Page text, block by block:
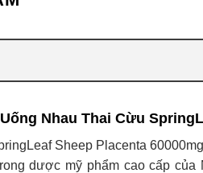
Nhau Thai Cừu
Sheep Placenta
dược mỹ phẩm cao cấp